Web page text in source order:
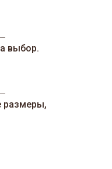
выбор.
размеры,